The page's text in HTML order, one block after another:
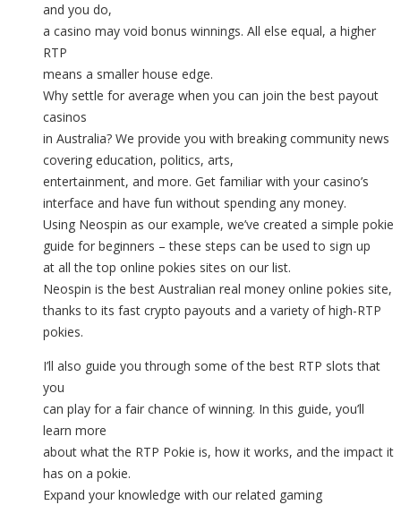
and you do,
a casino may void bonus winnings. All else equal, a higher
RTP
means a smaller house edge.
Why settle for average when you can join the best payout
casinos
in Australia? We provide you with breaking community news
covering education, politics, arts,
entertainment, and more. Get familiar with your casino’s
interface and have fun without spending any money.
Using Neospin as our example, we’ve created a simple pokie
guide for beginners – these steps can be used to sign up
at all the top online pokies sites on our list.
Neospin is the best Australian real money online pokies site,
thanks to its fast crypto payouts and a variety of high-RTP
pokies.
I’ll also guide you through some of the best RTP slots that
you
can play for a fair chance of winning. In this guide, you’ll
learn more
about what the RTP Pokie is, how it works, and the impact it
has on a pokie.
Expand your knowledge with our related gaming